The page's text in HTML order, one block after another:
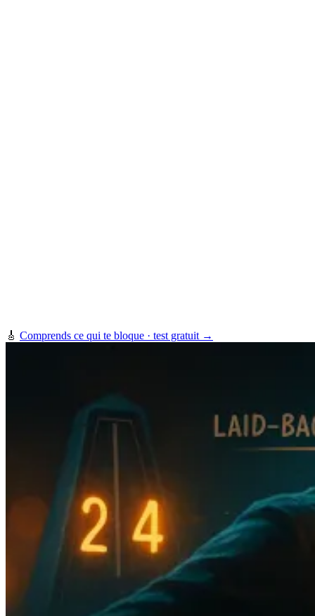
🎸 Comprends ce qui te bloque · test gratuit →